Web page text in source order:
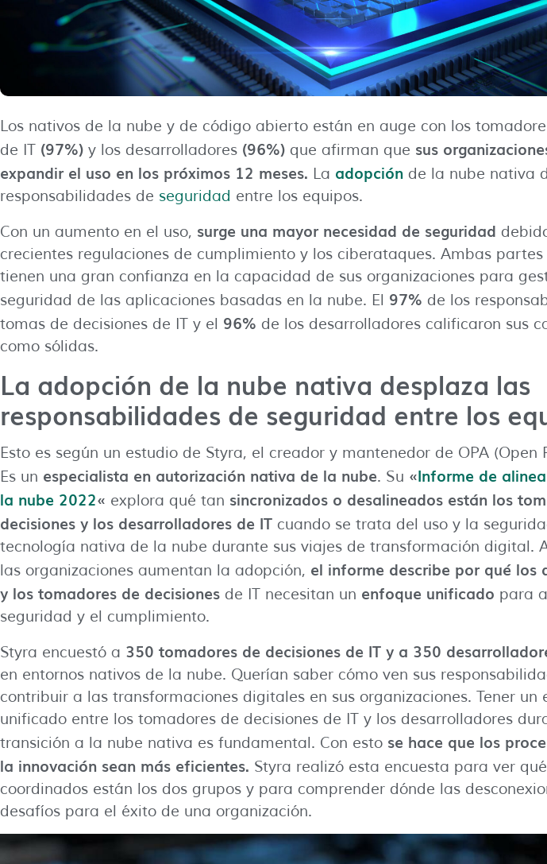
Los nativos de la nube y de código abierto están en auge con los
de IT (97%) y los desarrolladores (96%) que afirman que sus
expandir el uso en los próximos 12 meses. La adopción de la nube nativa
responsabilidades de seguridad entre los equipos.
Con un aumento en el uso, surge una mayor necesidad de seguridad
crecientes regulaciones de cumplimiento y los ciberataques. Ambas
tienen una gran confianza en la capacidad de sus organizaciones para
seguridad de las aplicaciones basadas en la nube. El 97% de los
tomas de decisiones de IT y el 96% de los desarrolladores calificaron sus
como sólidas.
La adopción de la nube nativa desplaza las
responsabilidades de seguridad entre los
Esto es según un estudio de Styra, el creador y mantenedor de OPA (Open
Es un especialista en autorización nativa de la nube. Su «Informe de
la nube 2022« explora qué tan sincronizados o desalineados están los
decisiones y los desarrolladores de IT cuando se trata del uso y la
tecnología nativa de la nube durante sus viajes de transformación digital.
las organizaciones aumentan la adopción, el informe describe por qué los
y los tomadores de decisiones de IT necesitan un enfoque unificado para
seguridad y el cumplimiento.
Styra encuestó a 350 tomadores de decisiones de IT y a 350
en entornos nativos de la nube. Querían saber cómo ven sus
contribuir a las transformaciones digitales en sus organizaciones. Tener un
unificado entre los tomadores de decisiones de IT y los desarrolladores
transición a la nube nativa es fundamental. Con esto se hace que los
la innovación sean más eficientes. Styra realizó esta encuesta para ver
coordinados están los dos grupos y para comprender dónde las
desafíos para el éxito de una organización.